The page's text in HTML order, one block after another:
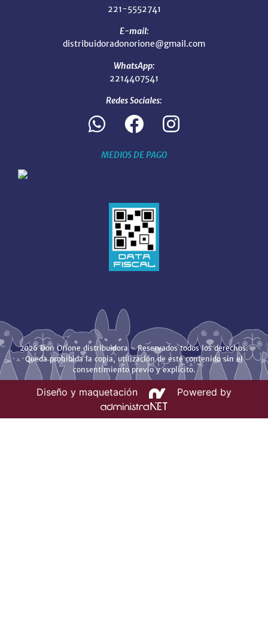
221-5552741
E-mail:
distribuidoradonorione@gmail.com
WhatsApp:
2214407541
Redes Sociales:
MEDIOS DE PAGO
2026 Don Orione distribuidora - Reservados todos los derechos.
Queda prohibida la copia, utilización de este contenido sin el
consentimiento previo y explícito.
Diseño y maquetación Powered by